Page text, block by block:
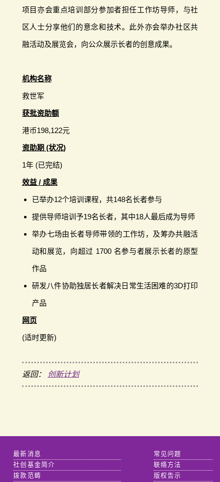
项目亦会重点培训部分参加者担任工作坊导师，与社
区人士分享他们的意念和技术。此外亦会举办社区共
融活动及展览会，向公众展示长者的创意成果。
机构名称
救世军
获批资助额
港币198,122元
资助期 (状况)
1年 (已完结)
效益 / 成果
已举办12个培训课程，共148名长者参与
提供导师培训予19名长者，其中18人最后成为导师
举办七场由长者导师带领的工作坊，及筹办共融活
动和展览，向超过 1700 名参与者展示长者的原型
作品
研发八件协助独居长者解决日常生活困难的3D打印
产品
网页
(适时更新)
返回： 创新计划
最新消息
社创基金简介
拨款范畴
常见问题
联络方法
版权告示